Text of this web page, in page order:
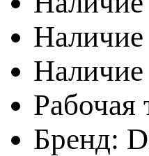
Наличие
Наличие
Рабочая
Бренд: